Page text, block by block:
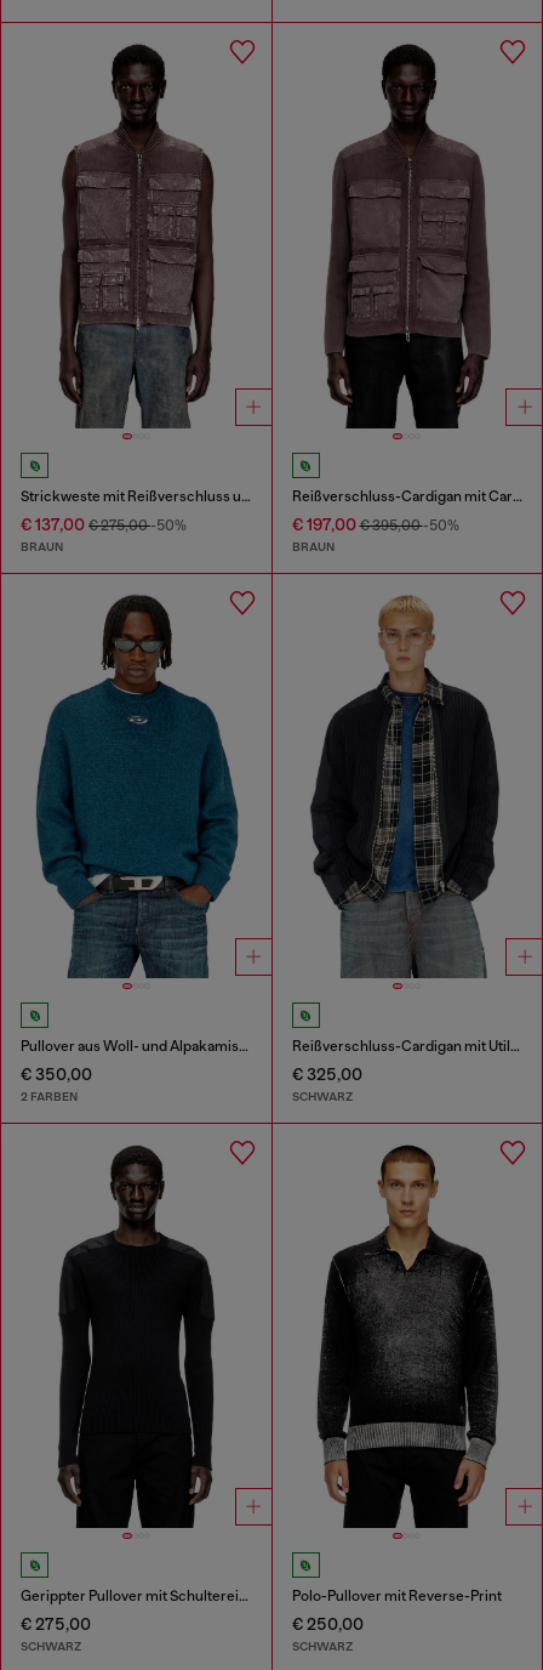
Strickweste mit Reißverschluss und Cargo-Taschen
€ 137,00 € 275,00-50%
BRAUN
Reißverschluss-Cardigan mit Cargo-Taschen
€ 197,00€ 395,00-50%
BRAUN
Pullover aus Woll- und Alpakamischung
€ 350,00
2 FARBEN
Reißverschluss-Cardigan mit Utility-Einsätzen
€ 325,00
SCHWARZ
Gerippter Pullover mit Schultereinsätzen
€ 275,00
SCHWARZ
Polo-Pullover mit Reverse-Print
€ 250,00
SCHWARZ